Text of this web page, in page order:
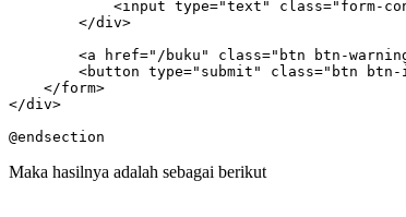
<input type="text" class="form-
        </div>
<a href="/buku" class="btn btn-
<button type="submit" class="btn
    </form>
</div>
@endsection
Maka hasilnya adalah sebagai berikut